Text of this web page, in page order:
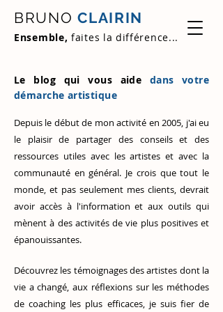
BRUNO CLAIRIN
Ensemble, faites la différence...
Le blog qui vous aide dans votre
démarche artistique
Depuis le début de mon activité en 2005, j'ai eu
le plaisir de partager des conseils et des
ressources utiles avec les artistes et avec la
communauté en général. Je crois que tout le
monde, et pas seulement mes clients, devrait
avoir accès à l'information et aux outils qui
mènent à des activités de vie plus positives et
épanouissantes.
Découvrez les témoignages des artistes dont la
vie a changé, aux réflexions sur les méthodes
de coaching les plus efficaces, je suis fier de